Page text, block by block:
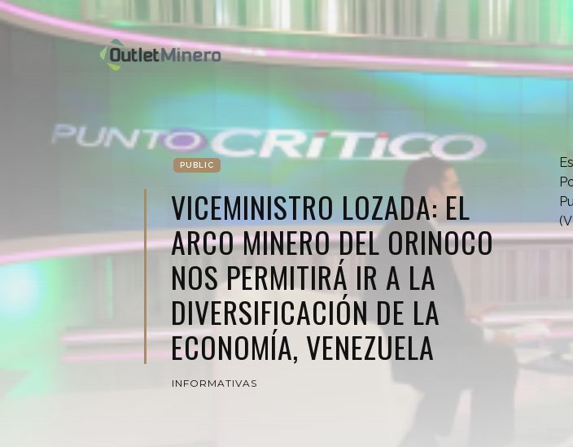
PUBLIC
VICEMINISTRO LOZADA: EL
ARCO MINERO DEL ORINOCO
NOS PERMITIRÁ IR A LA
DIVERSIFICACIÓN DE LA
ECONOMÍA, VENEZUELA
INFORMATIVAS